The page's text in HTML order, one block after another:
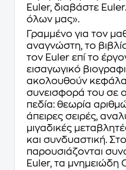
Euler, διαβάστε
όλων μας».
Γραμμένο για τον
αναγνώστη, το
τον Euler επί το
εισαγωγικό
ακολουθούν
συνεισφορά του σε
πεδία: θεωρία
άπειρες σειρές,
μιγαδικές
και συνδυαστική.
παρουσιάζονται
Euler, τα μνημειώδη